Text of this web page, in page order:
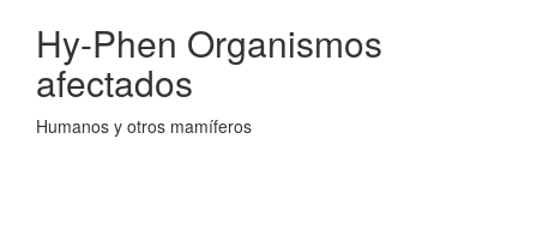
Hy-Phen Organismos
afectados
Humanos y otros mamíferos